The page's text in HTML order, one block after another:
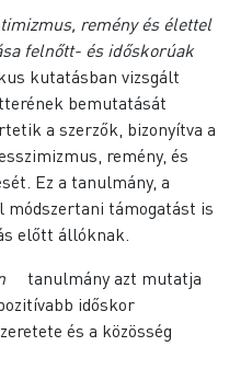
remény és élettel
felnőtt- és időskorúak
kutatásban vizsgált
bemutatását
a szerzők, bizonyítva a
remény, és
Ez a tanulmány, a
támogatást is
előtt állóknak.
tanulmány azt mutatja
időskor
és a közösség